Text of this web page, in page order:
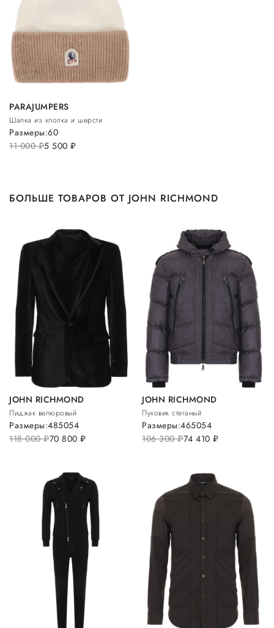
PARAJUMPERS
Шапка из хлопка и шерсти
11 000руб.5 500 руб.
Размеры:60
БОЛЬШЕ ТОВАРОВ ОТ JOHN RICHMOND
JOHN RICHMOND
Пиджак велюровый
118 000руб.70 800 руб.
Размеры:485054
JOHN RICHMOND
Пуховик стеганый
106 300руб.74 410руб.
Размеры:465054